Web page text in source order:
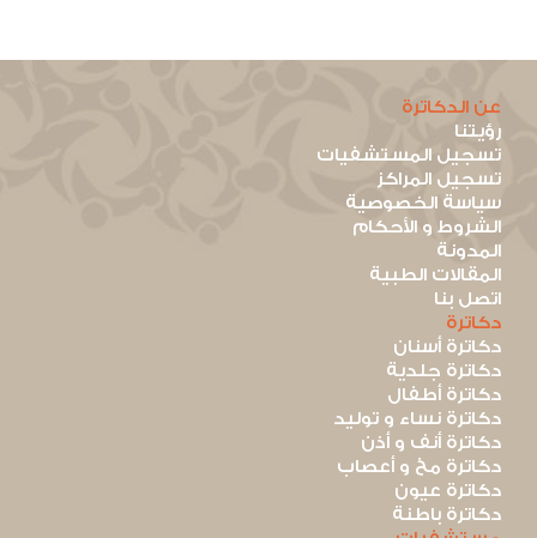
عن الدكاترة
رؤيتنا
تسجيل المستشفيات
تسجيل المراكز
سياسة الخصوصية
الشروط و الأحكام
المدونة
المقالات الطبية
اتصل بنا
دكاترة
دكاترة أسنان
دكاترة جلدية
دكاترة أطفال
دكاترة نساء و توليد
دكاترة أنف و أذن
دكاترة مخ و أعصاب
دكاترة عيون
دكاترة باطنة